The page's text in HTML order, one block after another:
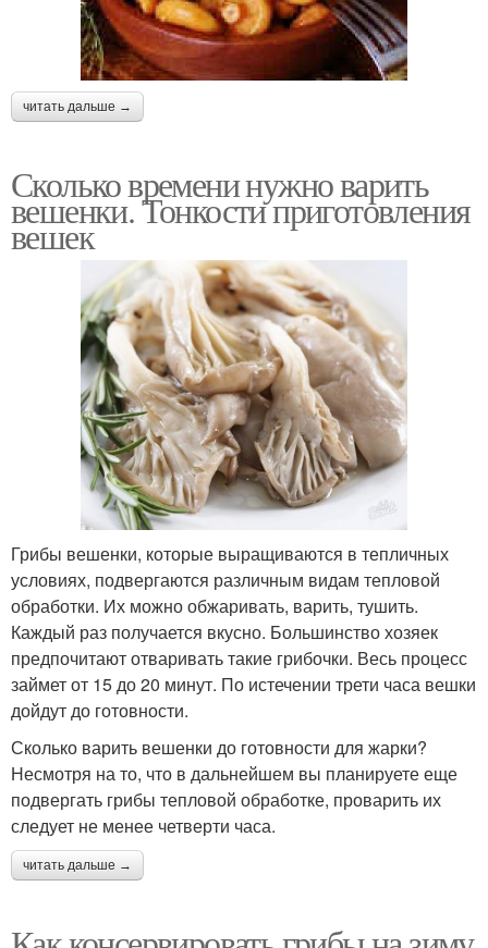
читать дальше →
Сколько времени нужно варить
вешенки. Тонкости приготовления
вешек
Грибы вешенки, которые выращиваются в тепличных
условиях, подвергаются различным видам тепловой
обработки. Их можно обжаривать, варить, тушить.
Каждый раз получается вкусно. Большинство хозяек
предпочитают отваривать такие грибочки. Весь процесс
займет от 15 до 20 минут. По истечении трети часа вешки
дойдут до готовности.
Сколько варить вешенки до готовности для жарки?
Несмотря на то, что в дальнейшем вы планируете еще
подвергать грибы тепловой обработке, проварить их
следует не менее четверти часа.
читать дальше →